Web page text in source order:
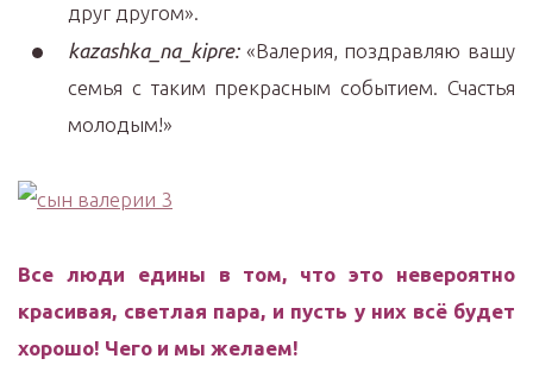
друг другом».
kazashka_na_kipre:«Валерия, поздравляю вашу
семья с таким прекрасным событием. Счастья
молодым!»
Все люди едины в том, что это невероятно
красивая, светлая пара, и пусть у них всё будет
хорошо! Чего и мы желаем!